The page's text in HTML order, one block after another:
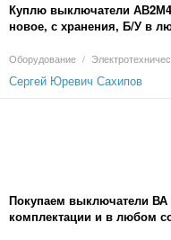
Куплю выключатели
новое, с хранения, Б/У в
Оборудование /
Сергей Юревич Сахипов
Покупаем выключатели
комплектации и в любом